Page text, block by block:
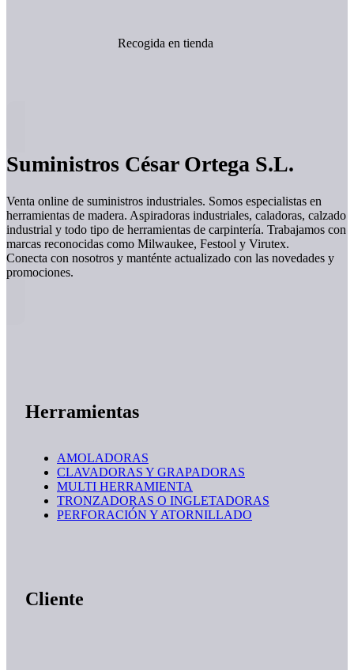
Recogida en tienda
Suministros César Ortega S.L.
Venta online de suministros industriales. Somos especialistas en
herramientas de madera. Aspiradoras industriales, caladoras, calzado
industrial y todo tipo de herramientas de carpintería. Trabajamos con
marcas reconocidas como Milwaukee, Festool y Virutex.
Conecta con nosotros y manténte actualizado con las novedades y
promociones.
Herramientas
AMOLADORAS
CLAVADORAS Y GRAPADORAS
MULTI HERRAMIENTA
TRONZADORAS O INGLETADORAS
PERFORACIÓN Y ATORNILLADO
Cliente